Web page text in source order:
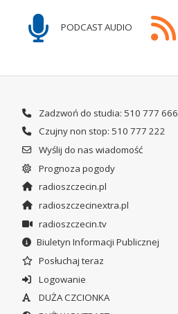
PODCAST AUDIO
Zadzwoń do studia: 510 777 666
Czujny non stop: 510 777 222
Wyślij do nas wiadomość
Prognoza pogody
radioszczecin.pl
radioszczecinextra.pl
radioszczecin.tv
Biuletyn Informacji Publicznej
Posłuchaj teraz
Logowanie
DUŻA CZCIONKA